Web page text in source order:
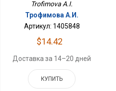
Trofimova A.I.
Трофимова А.И.
Артикул: 1405848
$14.42
Доставка за 14–20 дней
КУПИТЬ